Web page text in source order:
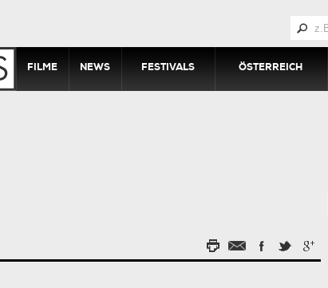
FILME NEWS FESTIVALS ÖSTERREICH